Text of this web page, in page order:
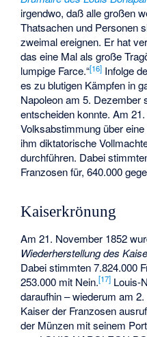
irgendwo, daß alle großen
Thatsachen und Personen
zweimal ereignen. Er hat
das eine Mal als große
lumpige Farce.“[16] Infolge
es zu blutigen Kämpfen in
Napoleon am 5. Dezember
entscheiden konnte. Am
Volksabstimmung über
ihm diktatorische
durchführen. Dabei
Franzosen für, 640.000
Kaiserkrönung
Am 21. November 1852
Wiederherstellung des
Dabei stimmten 7.824.000
253.000 mit Nein.[17] Louis-
daraufhin – wiederum am
Kaiser der Franzosen
der Münzen mit seinem